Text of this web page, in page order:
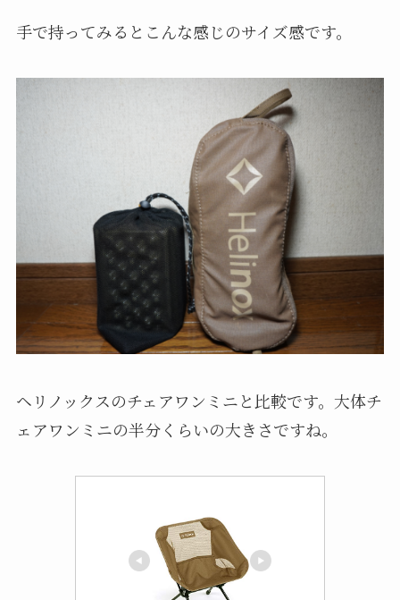
手で持ってみるとこんな感じのサイズ感です。
ヘリノックスのチェアワンミニと比較です。大体チ
ェアワンミニの半分くらいの大きさですね。